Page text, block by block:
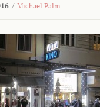
/ Michael Palm